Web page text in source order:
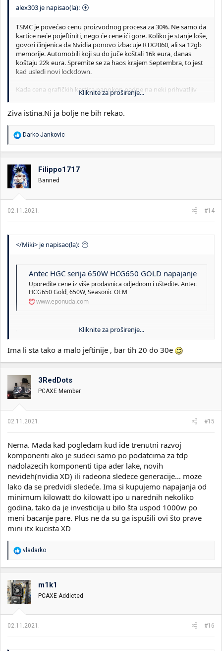
alex303 je napisao(la):
TSMC je povećao cenu proizvodnog procesa za 30%. Ne samo da
kartice neće pojeftiniti, nego će cene ići gore. Koliko je stanje loše,
govori činjenica da Nvidia ponovo izbacuje RTX2060, ali sa 12gb
memorije. Automobili koji su do juče koštali 16k eura, danas
koštaju 22k eura. Spremite se za haos krajem Septembra, to jest
kad usledi novi lockdown.
Kada cena grafičkih kartica napokon padne na neki prihvatljiv
nivo, već će vam biti vreme za zamenu ploče i procesora.
Kliknite za proširenje...
Ziva istina.Ni ja bolje ne bih rekao.
R
a
o
v
a
n
:
Darko Jankovic
Filippo1717
Banned
02.11.2021. #14
</Miki> je napisao(la):
Antec HGC serija 650W HCG650 GOLD napajanje
Uporedite cene iz više prodavnica odjednom i uštedite. Antec
HCG650 Gold, 650W, Seasonic OEM
www.eponuda.com
Uporedite cene iz više prodavnica odjednom i
www.eponuda.com
EDIT: Top Tier napajanje + 10god garancija! Toliko od mene.
Kliknite za proširenje...
Ima li sta tako a malo jeftinije , bar tih 20 do 30e
3RedDots
PCAXE Member
02.11.2021. #15
Nema. Mada kad pogledam kud ide trenutni razvoj
komponenti ako je sudeci samo po podatcima za tdp
nadolazecih komponenti tipa ader lake, novih
nevideh(nvidia XD) ili radeona sledece generacije... moze
lako da se predvidi sledeće. Ima si kupujemo napajanja od
minimum kilowatt do kilowatt ipo u narednih nekoliko
godina, tako da je investicija u bilo šta uspod 1000w po
meni bacanje pare. Plus ne da su ga ispušili ovi što prave
mini itx kucista XD
R
o
v
a
n
:
vladarko
m1k1
PCAXE Addicted
02.11.2021. #16